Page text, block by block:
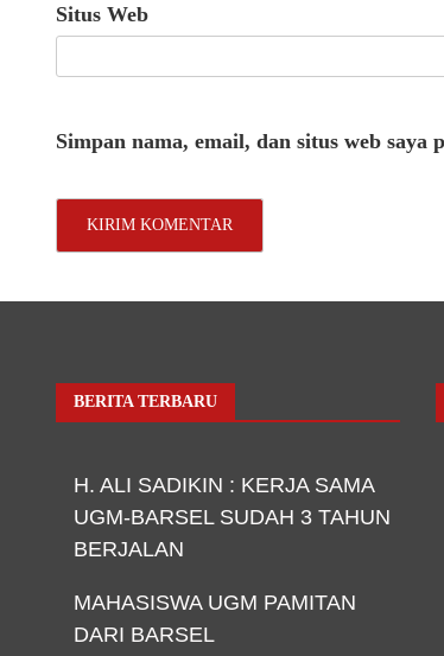
Situs Web
Simpan nama, email, dan situs web
BERITA TERBARU
H. ALI SADIKIN : KERJA SAMA
UGM-BARSEL SUDAH 3 TAHUN
BERJALAN
MAHASISWA UGM PAMITAN
DARI BARSEL